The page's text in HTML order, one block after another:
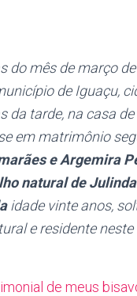
do mês de março
de Iguaçu,
da tarde, na casa
em matrimônio
e Argemira
natural de
idade vinte anos,
e residente
de meus